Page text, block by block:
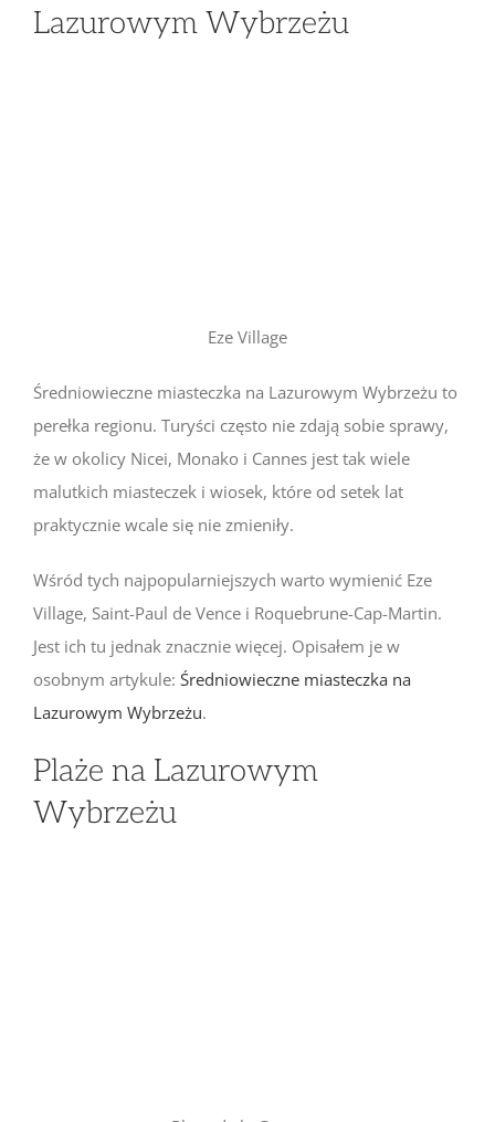
Lazurowym Wybrzeżu
Eze Village
Średniowieczne miasteczka na Lazurowym Wybrzeżu to
perełka regionu. Turyści często nie zdają sobie sprawy,
że w okolicy Nicei, Monako i Cannes jest tak wiele
malutkich miasteczek i wiosek, które od setek lat
praktycznie wcale się nie zmieniły.
Wśród tych najpopularniejszych warto wymienić Eze
Village, Saint-Paul de Vence i Roquebrune-Cap-Martin.
Jest ich tu jednak znacznie więcej. Opisałem je w
osobnym artykule: Średniowieczne miasteczka na
Lazurowym Wybrzeżu.
Plaże na Lazurowym
Wybrzeżu